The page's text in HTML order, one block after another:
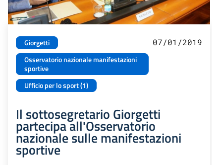
Giorgetti
Osservatorio nazionale manifestazioni
sportive
Ufficio per lo sport (1)
07/01/2019
Il sottosegretario Giorgetti
partecipa all'Osservatorio
nazionale sulle manifestazioni
sportive